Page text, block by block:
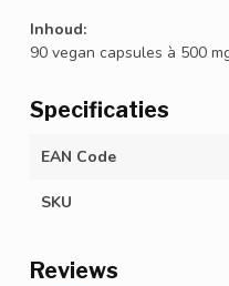
Inhoud:
90 vegan capsules à 500
Specificaties
EAN Code
SKU
Reviews